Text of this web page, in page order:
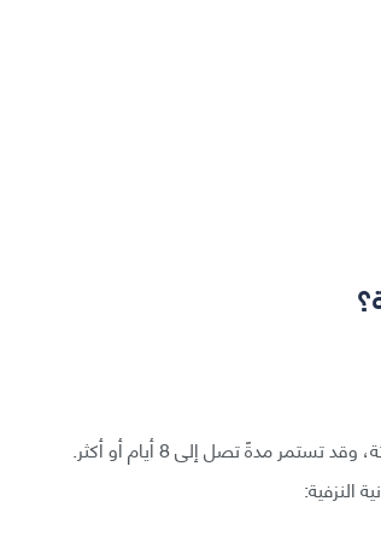
تبدأ الأعراض عادةً في غضون 2 - 5 أيام من تناول الأطعمة أو المشروبات الملوثة، وقد تستمر مدةً تصل إلى 8 أيام أو أكثر.
النزفية: